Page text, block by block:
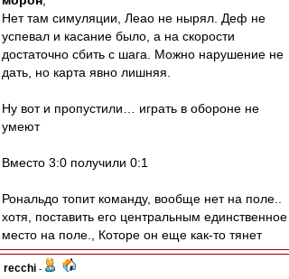
Нет там симуляции, Леао не нырял. Деф не
успевал и касание было, а на скорости
достаточно сбить с шага. Можно нарушение не
дать, но карта явно лишняя.
Ну вот и пропустили… играть в обороне не
умеют
Вместо 3:0 получили 0:1
Рональдо топит команду, вообще нет на поле..
хотя, поставить его центральным единственное
место на поле., Которе он еще как-то тянет
recchi -